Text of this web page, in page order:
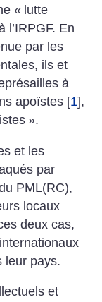
« lutte
l’IRPGF. En
par les
ils et
à
apoïstes [1],
».
et les
par
PML(RC),
locaux
deux cas,
leur pays.
et